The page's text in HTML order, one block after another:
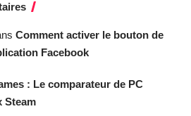
Comment activer le bouton de
Facebook
: Le comparateur de PC
Steam